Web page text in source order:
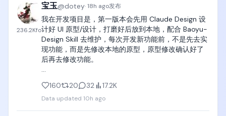
236.2Kfo
宝玉@dotey·18h ago发布
我在开发项目是，第一版本会先用 Claude Design 设
计好 UI 原型/设计，打磨好后放到本地，配合 Baoyu-
Design Skill 去维护，每次开发新功能前，不是先去实
现功能，而是先修改本地的原型，原型修改确认好了
后再去修改功能。
面，只要说修改或者增加什么功能，默认会先帮我修
改原型。所以到现在为止，原型和实际功能都是保持
一致的。
160 20 32 17.2K
Data updated 10h ago